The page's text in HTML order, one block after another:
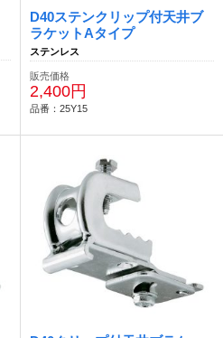
D40ステンクリップ付天井ブ
ラケットAタイプ
ステンレス
販売価格
2,400円
品番：25Y15